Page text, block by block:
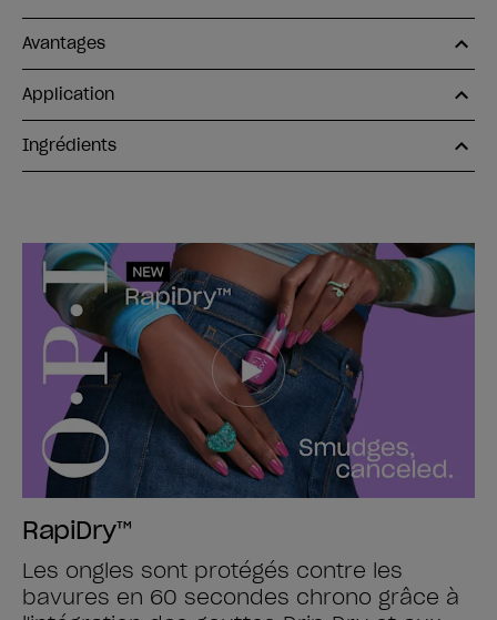
Avantages
Application
Ingrédients
RapiDry™
Les ongles sont protégés contre les
bavures en 60 secondes chrono grâce à